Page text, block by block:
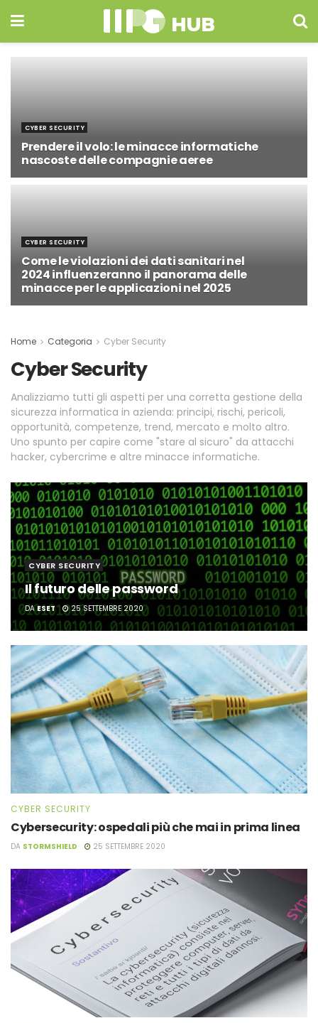
CYBER SECURITY
Prendere il volo: le minacce informatiche
nascoste delle compagnie aeree
CYBER SECURITY
Come le violazioni dei dati sanitari nel
2024 influenzeranno il panorama delle
minacce per le applicazioni nel 2025
Home Categoria Cyber Security
Cyber Security
Analizziamo tutti gli aspetti per una corretta gestione della
sicurezza informatica in azienda: principi, rischi, pericoli,
opportunità, competenze, trend, mercato e molto altro.
Uno spunto per capire come "stare al sicuro" da attacchi
hacker, cybercrime e altre minacce informatiche.
CYBER SECURITY
Il futuro delle password
DA ESET 25 SETTEMBRE 2020
CYBER SECURITY
Cybersecurity: ospedali più che mai in prima linea
DA STORMSHIELD 25 SETTEMBRE 2020